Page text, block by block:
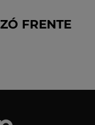
FRENTE